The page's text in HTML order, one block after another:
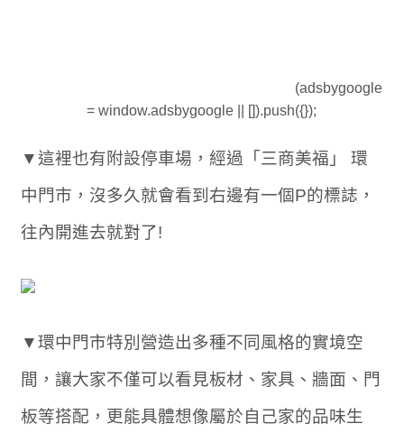
(adsbygoogle
= window.adsbygoogle || []).push({});
▼這裡也有附設停車場，經過「三商美福」 環
中門市，沒多久就會看到右邊有一個P的標誌，
往內開進去就對了!
▼環中門市特別營造出多種不同風格的實境空
間，讓大家不僅可以看見板材、家具、牆面、門
板等搭配，更能具體想像屬於自己家的品味生